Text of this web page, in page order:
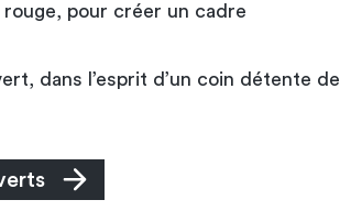
pour créer un cadre
dans l’esprit d’un coin détente de